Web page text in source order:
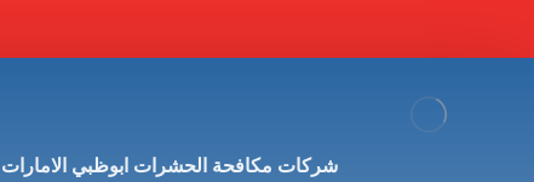
شركات مكافحة الحشرات ابوظبي الامارات